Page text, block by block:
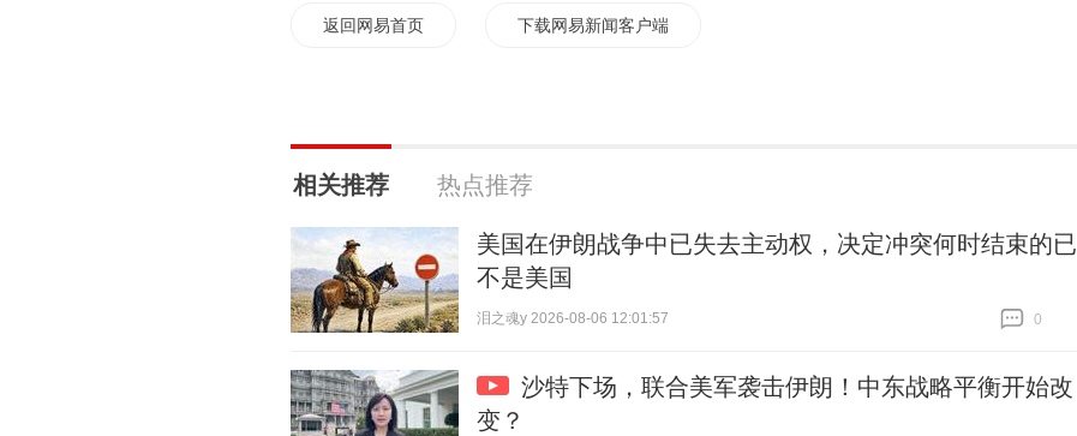
返回网易首页 下载网易新闻客户端
相关推荐 热点推荐
美国在伊朗战争中已失去主动权，决定冲突何时结束的已
不是美国
泪之魂y 2026-08-06 12:01:57
0
沙特下场，联合美军袭击伊朗！中东战略平衡开始改
变？